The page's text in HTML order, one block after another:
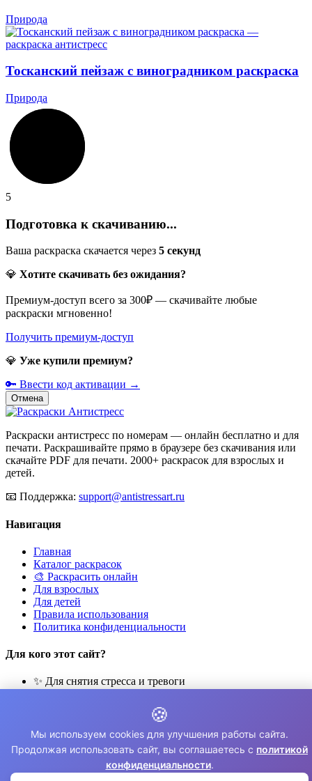
Природа
Тосканский пейзаж с виноградником раскраска
Природа
5
Подготовка к скачиванию...
Ваша раскраска скачается через 5 секунд
💎 Хотите скачивать без ожидания?
Премиум-доступ всего за 300₽ — скачивайте любые
раскраски мгновенно!
Получить премиум-доступ
💎 Уже купили премиум?
🔑 Ввести код активации →
Отмена
Раскраски антистресс по номерам — онлайн бесплатно и для
печати. Раскрашивайте прямо в браузере без скачивания или
скачайте PDF для печати. 2000+ раскрасок для взрослых и
детей.
📧 Поддержка: support@antistressart.ru
Навигация
Главная
Каталог раскрасок
🎨 Раскрасить онлайн
Для взрослых
Для детей
Правила использования
Политика конфиденциальности
Для кого этот сайт?
✨ Для снятия стресса и тревоги
🧘 Для медитации и расслабления
👨‍👩‍👧‍👦 Для семейного досуга
© 2026 Раскраски Антистресс. Все права защищены.
⚠️ Все раскраски для личного использования. Коммерческое
🍪
Мы используем cookies для улучшения работы сайта.
Продолжая использовать сайт, вы соглашаетесь с политикой
конфиденциальности.